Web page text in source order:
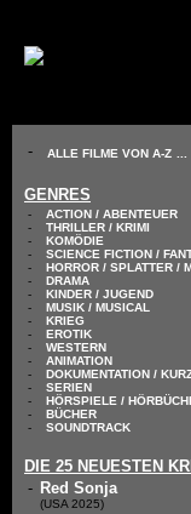
- ALLE FILME VON A-Z
GENRES
-
-
-
-
-
-
-
-
-
-
-
-
-
-
-
-
-
ACTION / ABENTEUER
THRILLER / KRIMI
KOMÖDIE
SCIENCE FICTION /
HORROR / SPLATTER /
DRAMA
KINDER / JUGEND
MUSIK / MUSICAL
KRIEG
EROTIK
WESTERN
ANIMATION
DOKUMENTATION /
SERIEN
HÖRSPIELE /
BÜCHER
SOUNDTRACK
DIE 25 NEUESTEN
- Red Sonja
(USA 2025)